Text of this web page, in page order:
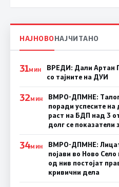
НАЈНОВОНАЈЧИТАНО
31МИН
ВРЕДИ: Дали Артан
со тајните на ДУИ
32МИН
ВМРО-ДПМНЕ:
поради успесите
раст на БДП над 3
долг се показатели
34МИН
ВМРО-ДПМНЕ:
појави во Ново
од нив постојат
кривични дела